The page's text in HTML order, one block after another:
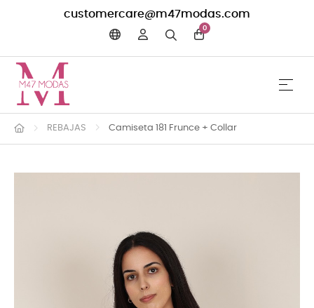
customercare@m47modas.com
0
☰
REBAJAS Camiseta 181 Frunce + Collar